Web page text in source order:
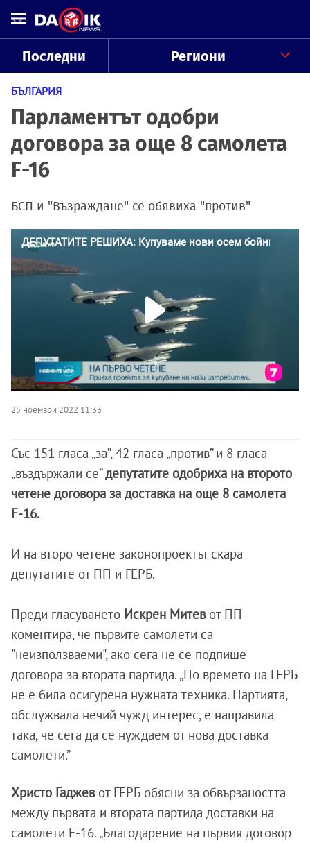
Последни Региони
БЪЛГАРИЯ
Парламентът одобри
договора за още 8 самолета
F-16
БСП и "Възраждане" се обявиха "против"
25 ноември 2022 11:33
Със 151 гласа „за”, 42 гласа „против” и 8 гласа
„въздържали се”депутатите одобриха на второто
четене договора за доставка на още 8 самолета
F-16.
И на второ четене законопроектът скара
депутатите от ПП и ГЕРБ.
Преди гласуването Искрен Митев от ПП
коментира, че първите самолети са
"неизползваеми", ако сега не се подпише
договора за втората партида. „По времето на ГЕРБ
не е била осигурена нужната техника. Партията,
обслужвала нечий чужд интерес, е направила
така, че сега да се нуждаем от нова доставка
самолети.”
Христо Гаджев от ГЕРБ обясни за обвързаността
между първата и втората партида доставки на
самолети F-16. „Благодарение на първия договор